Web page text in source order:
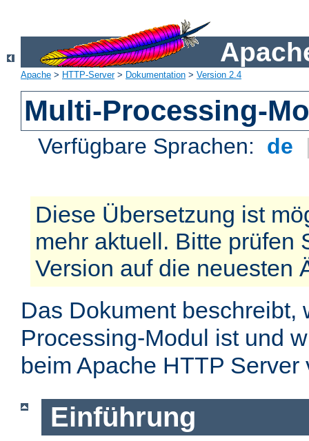
Apache > HTTP-Server> Dokumentation > Version 2.4
Multi-Processing-
Verfügbare Sprachen: de
Diese Übersetzung ist
mehr aktuell. Bitte prüfen
Version auf die neuesten
Das Dokument beschreibt,
Processing-Modul ist und
beim Apache HTTP
Einführung